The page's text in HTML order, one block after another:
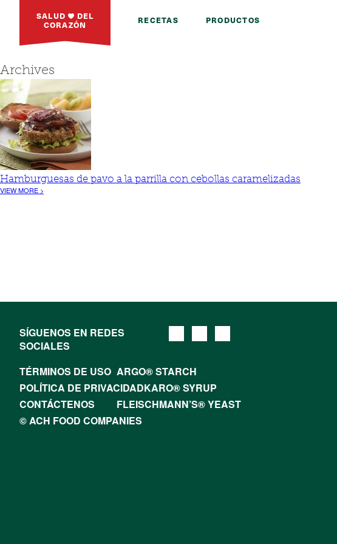
SALUD DEL
CORAZÓN RECETAS PRODUCTOS
Archives
Hamburguesas de pavo a la parrilla con cebollas caramelizadas
VIEW MORE >
SÍGUENOS EN REDES
SOCIALES
TÉRMINOS DE USO ARGO® STARCH
POLÍTICA DE PRIVACIDADKARO® SYRUP
CONTÁCTENOS
FLEISCHMANN’S® YEAST
© ACH FOOD COMPANIES